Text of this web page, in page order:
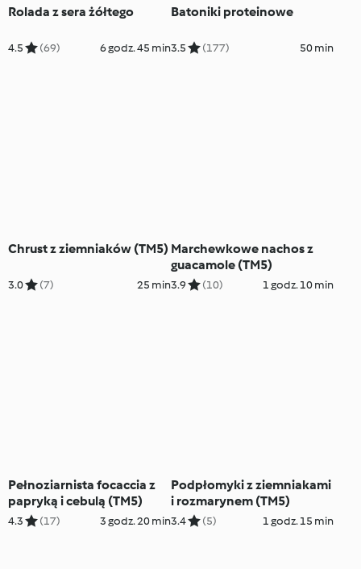
Rolada z sera żółtego
4.5 (69) 6 godz. 45 min
Batoniki proteinowe
3.5 (177) 50 min
Chrust z ziemniaków (TM5)
3.0 (7) 25 min
Marchewkowe nachos z
guacamole (TM5)
3.9 (10) 1 godz. 10 min
Pełnoziarnista focaccia z
papryką i cebulą (TM5)
4.3 (17) 3 godz. 20 min
Podpłomyki z ziemniakami
i rozmarynem (TM5)
3.4 (5) 1 godz. 15 min